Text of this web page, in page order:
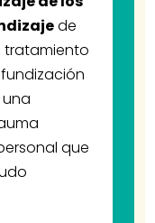
de
tratamiento
que